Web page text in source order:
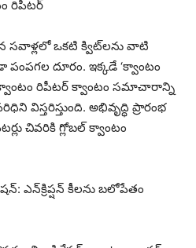
రిపీటర్
సవాళ్లలో ఒకటి క్విట్‌లను వాటి
పంపగల దూరం. ఇక్కడే ‘క్వాంటం
క్వాంటం రిపీటర్ క్వాంటం సమాచారాన్ని
విస్తరిస్తుంది. అభివృద్ధి ప్రారంభ
చివరికి గ్లోబల్ క్వాంటం
ఎన్‌క్రిప్షన్ కీలను బలోపేతం